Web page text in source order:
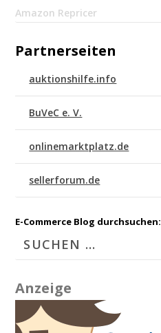
Amazon Repricer
Partnerseiten
auktionshilfe.info
BuVeC e. V.
onlinemarktplatz.de
sellerforum.de
E-Commerce Blog durchsuchen:
Anzeige